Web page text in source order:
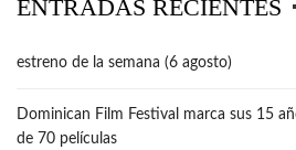
ENTRADAS RECIENTES
estreno de la semana (6 agosto)
Dominican Film Festival marca sus 15
de 70 películas